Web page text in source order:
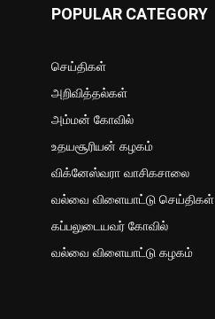
POPULAR CATEGORY
செய்திகள்
அறிவித்தல்கள்
அம்மன் கோவில்
உதயசூரியன் கழகம்
விக்னேஸ்வரா வாசிகசாலை
வல்வை விளையாட்டு செய்திகள்
கப்பலுடையவர் கோவில்
வல்வை விளையாட்டு கழகம்